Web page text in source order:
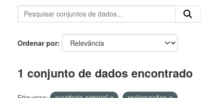
Ordenar por
1 conjunto de dados encontrado